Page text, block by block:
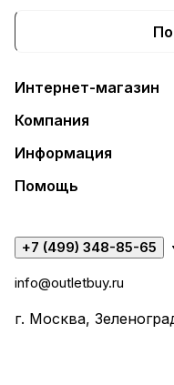
Интернет-магазин
Компания
Информация
Помощь
+7 (499) 348-85-65
info@outletbuy.ru
г. Москва,